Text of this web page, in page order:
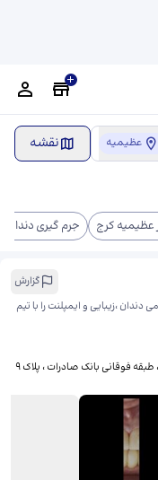
عظیمیه نقشه
عظیمیه کرج جرم گیری دندان
گزارش
،زیبایی و ایمپلنت را با تیم
استان البرز، کرج، جهانشهر، خیابان بهشتی، نبش کسری، ​طبقه فوقانی بانک صادرات ، پلاک ۹